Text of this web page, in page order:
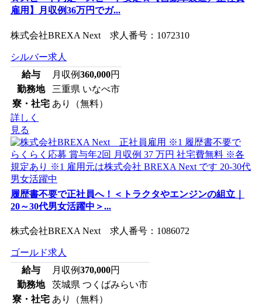
雇用】月収例36万円でガ...
株式会社BREXA Next 求人番号：1072310
シルバー求人
給与
月収例360,000円
勤務地
三重県 いなべ市
寮・社宅 あり（無料）
詳しく
見る
履歴書不要で正社員へ！＜トラクタやエンジンの組立｜
20～30代男女活躍中＞...
株式会社BREXA Next 求人番号：1086072
ゴールド求人
給与
月収例370,000円
勤務地
茨城県 つくばみらい市
寮・社宅 あり（無料）